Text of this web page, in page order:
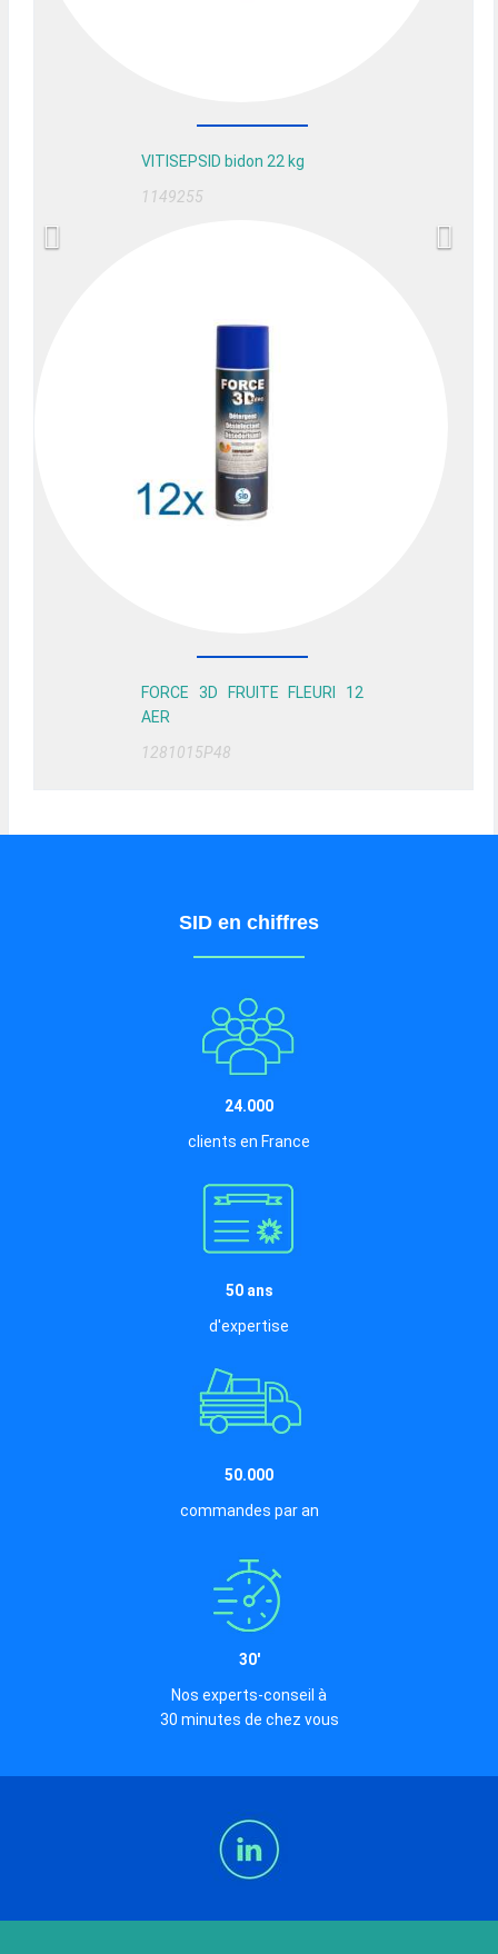
VITISEPSID bidon 22 kg
1149255
FORCE 3D FRUITE FLEURI 12
AER
1281015P48
SID en chiffres
24.000
clients en France
50 ans
d'expertise
50.000
commandes par an
30'
Nos experts-conseil à
30 minutes de chez vous